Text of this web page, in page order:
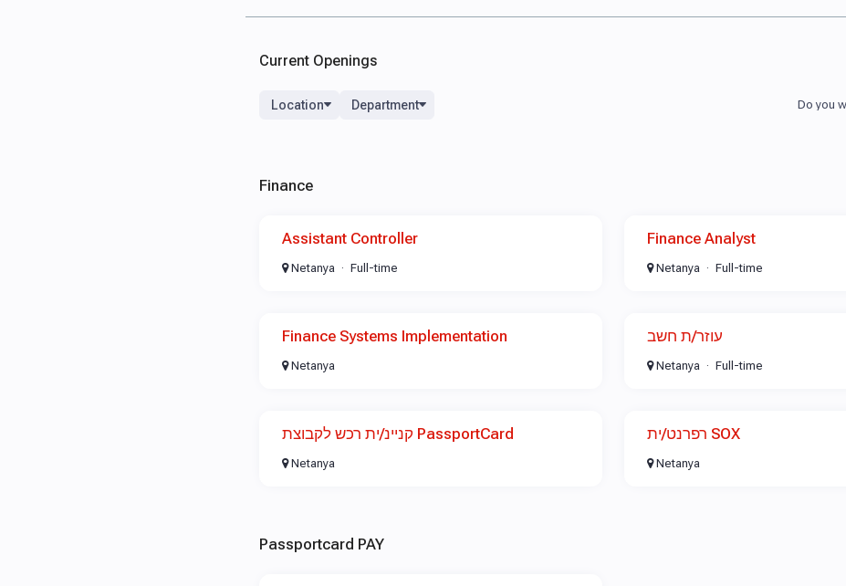
Current Openings
Location Department
Finance
Assistant Controller
Netanya Full-time
Finance Analyst
Netanya Full-time
Finance Systems Implementation
Netanya
עוזר/ת חשב
Netanya Full-time
קניינ/ית רכש לקבוצת PassportCard
Netanya
רפרנט/ית SOX
Netanya
Passportcard PAY